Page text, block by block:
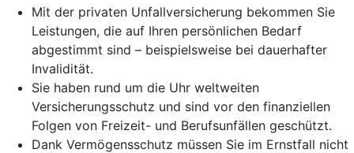
Mit der privaten Unfallversicherung bekommen Sie
Leistungen, die auf Ihren persönlichen Bedarf
abgestimmt sind – beispielsweise bei dauerhafter
Invalidität.
Sie haben rund um die Uhr weltweiten
Versicherungsschutz und sind vor den finanziellen
Folgen von Freizeit- und Berufsunfällen geschützt.
Dank Vermögensschutz müssen Sie im Ernstfall nicht